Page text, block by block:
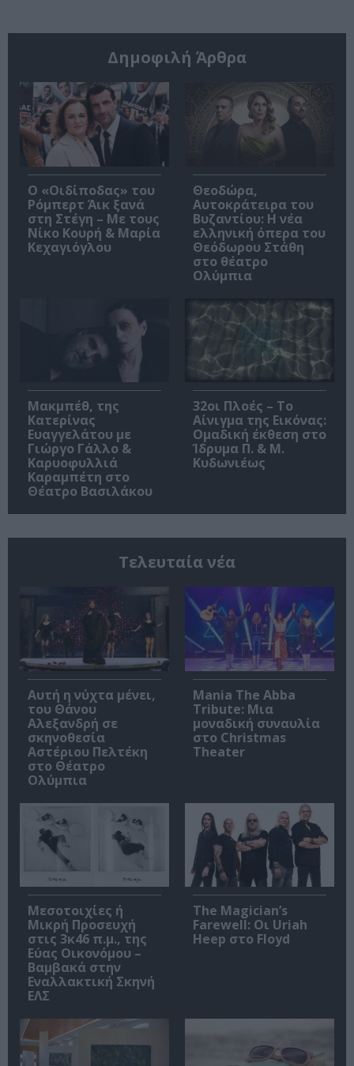
Δημοφιλή Άρθρα
O «Οιδίποδας» του
Ρόμπερτ Άικ ξανά
στη Στέγη – Με τους
Νίκο Κουρή & Μαρία
Κεχαγιόγλου
Θεοδώρα,
Αυτοκράτειρα του
Βυζαντίου: Η νέα
ελληνική όπερα του
Θεόδωρου Στάθη
στο θέατρο
Ολύμπια
Μακμπέθ, της
Κατερίνας
Ευαγγελάτου με
Γιώργο Γάλλο &
Καρυοφυλλιά
Καραμπέτη στο
Θέατρο Βασιλάκου
32οι Πλοές – Το
Αίνιγμα της Εικόνας:
Ομαδική έκθεση στο
Ίδρυμα Π. & Μ.
Κυδωνιέως
Τελευταία νέα
Αυτή η νύχτα μένει,
του Θάνου
Αλεξανδρή σε
σκηνοθεσία
Αστέριου Πελτέκη
στο Θέατρο
Ολύμπια
Mania The Abba
Tribute: Μια
μοναδική συναυλία
στο Christmas
Theater
Μεσοτοιχίες ή
Μικρή Προσευχή
στις 3κ46 π.μ., της
Εύας Οικονόμου –
Βαμβακά στην
Εναλλακτική Σκηνή
ΕΛΣ
The Magician’s
Farewell: Οι Uriah
Heep στο Floyd